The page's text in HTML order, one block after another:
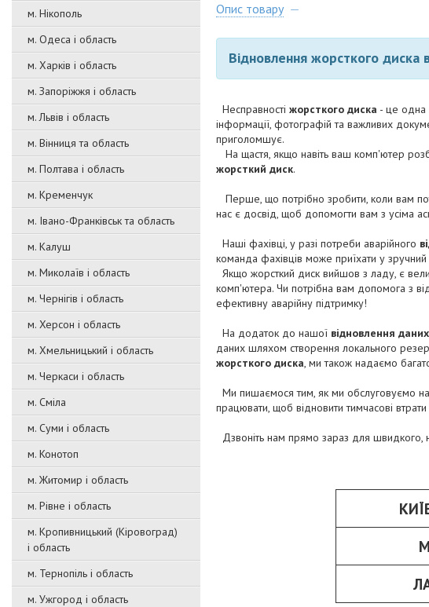
м. Нікополь
м. Одеса і область
м. Харків і область
м. Запоріжжя і область
м. Львів і область
м. Вінниця та область
м. Полтава і область
м. Кременчук
м. Івано-Франківськ та область
м. Калуш
м. Миколаїв і область
м. Чернігів і область
м. Херсон і область
м. Хмельницький і область
м. Черкаси і область
м. Сміла
м. Суми і область
м. Конотоп
м. Житомир і область
м. Рівне і область
м. Кропивницький (Кіровоград)
і область
м. Тернопіль і область
м. Ужгород і область
Опис товару
Відновлення жорсткого диска
Несправності жорсткого диска - це одна
інформації, фотографій та важливих
приголомшує.
На щастя, якщо навіть ваш комп'ютер
жорсткий диск.
Перше, що потрібно зробити, коли вам
нас є досвід, щоб допомогти вам з усіма
Наші фахівці, у разі потреби аварійного
команда фахівців може приїхати у
Якщо жорсткий диск вийшов з ладу, є
комп'ютера. Чи потрібна вам допомога з
ефективну аварійну підтримку!
На додаток до нашої відновлення даних
даних шляхом створення локального
жорсткого диска, ми також надаємо
Ми пишаємося тим, як ми обслуговуємо
працювати, щоб відновити тимчасові
Дзвоніть нам прямо зараз для швидкого,